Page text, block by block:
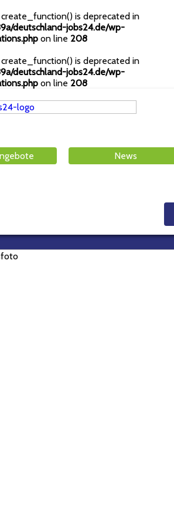
create_function() is deprecated in
deutschland-jobs24.de/wp-
on line 208
create_function() is deprecated in
deutschland-jobs24.de/wp-
on line 208
News
GmbH & Co.